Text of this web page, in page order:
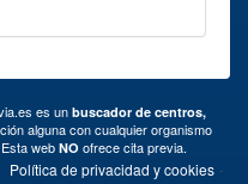
es un buscador de centros,
alguna con cualquier organismo
webNO ofrece cita previa.
Política de privacidad y cookies·